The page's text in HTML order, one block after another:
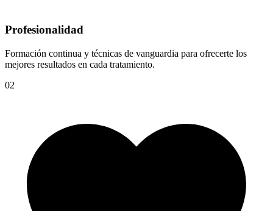
Profesionalidad
Formación continua y técnicas de vanguardia para ofrecerte los
mejores resultados en cada tratamiento.
02